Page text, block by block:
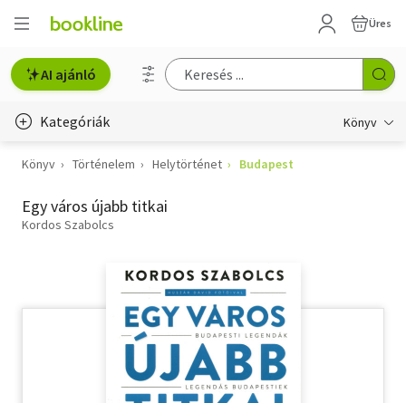
Üres
AI ajánló
Kategóriák Könyv
Életmód, egészség
Erotika
Könyv Történelem Helytörténet Budapest
Egy város újabb titkai
Kordos Szabolcs